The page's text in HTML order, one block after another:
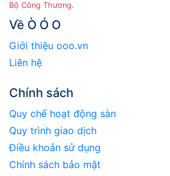
Bộ Công Thương.
Về Ò Ó O
Giới thiệu ooo.vn
Liên hệ
Chính sách
Quy chế hoạt động sàn
Quy trình giao dịch
Điều khoản sử dụng
Chính sách bảo mật